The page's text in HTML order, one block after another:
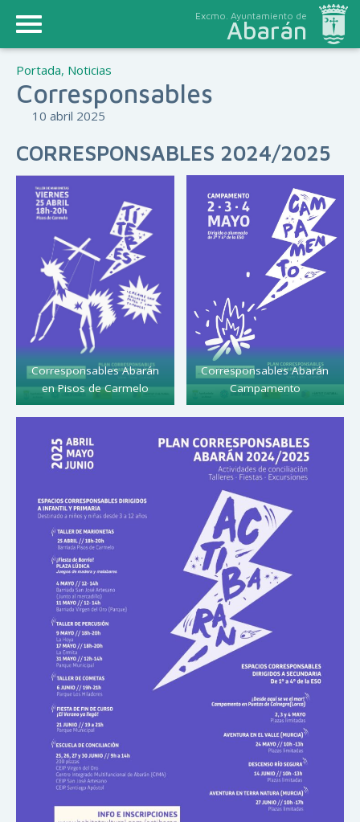
Excmo. Ayuntamiento de
Abarán
Portada, Noticias
Corresponsables
10 abril 2025
CORRESPONSABLES 2024/2025
Corresponsables Abarán
en Pisos de Carmelo
Corresponsables Abarán
Campamento